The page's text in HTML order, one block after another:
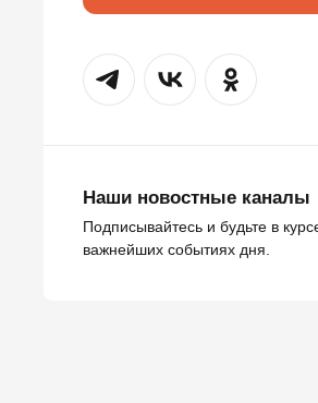
Наши новостные каналы
Подписывайтесь и будьте в
важнейших событиях дня.